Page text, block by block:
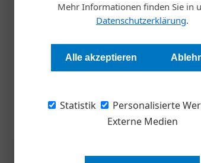
Mehr Informationen finden Sie in
Datenschutzerklärung.
Alle akzeptieren
Statistik
Personalisierte
Externe Medien
Redaktion Die Wirtschaft
Narrative prägen Denken,
Bestsellerautorin Anne M.